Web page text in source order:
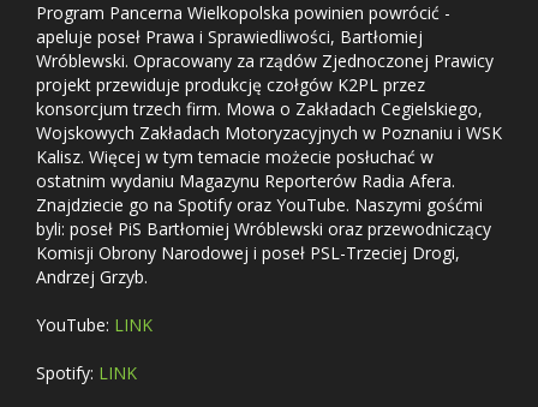
Program Pancerna Wielkopolska powinien powrócić -
apeluje poseł Prawa i Sprawiedliwości, Bartłomiej
Wróblewski. Opracowany za rządów Zjednoczonej Prawicy
projekt przewiduje produkcję czołgów K2PL przez
konsorcjum trzech firm. Mowa o Zakładach Cegielskiego,
Wojskowych Zakładach Motoryzacyjnych w Poznaniu i WSK
Kalisz. Więcej w tym temacie możecie posłuchać w
ostatnim wydaniu Magazynu Reporterów Radia Afera.
Znajdziecie go na Spotify oraz YouTube. Naszymi gośćmi
byli: poseł PiS Bartłomiej Wróblewski oraz przewodniczący
Komisji Obrony Narodowej i poseł PSL-Trzeciej Drogi,
Andrzej Grzyb.
YouTube: LINK
Spotify: LINK